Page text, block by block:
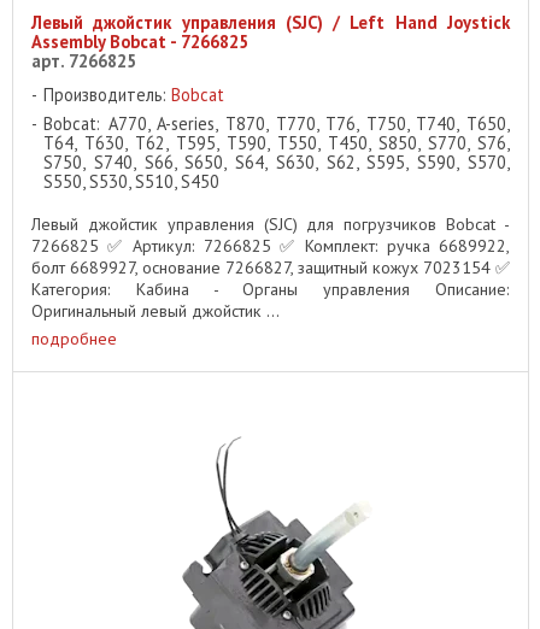
Левый джойстик управления (SJC) / Left Hand Joystick
Assembly Bobcat - 7266825
арт. 7266825
Производитель: Bobcat
Bobcat: A770, A-series, T870, T770, T76, T750, T740, T650,
T64, T630, T62, T595, T590, T550, T450, S850, S770, S76,
S750, S740, S66, S650, S64, S630, S62, S595, S590, S570,
S550, S530, S510, S450
Левый джойстик управления (SJC) для погрузчиков Bobcat -
7266825 ✅ Артикул: 7266825 ✅ Комплект: ручка 6689922,
болт 6689927, основание 7266827, защитный кожух 7023154 ✅
Категория: Кабина - Органы управления Описание:
Оригинальный левый джойстик ...
подробнее